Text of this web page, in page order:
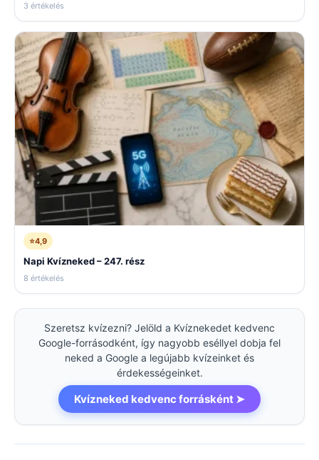
3 értékelés
⭐4,9
Napi Kvízneked – 247. rész
8 értékelés
Szeretsz kvízezni? Jelöld a Kvíznekedet kedvenc
Google-forrásodként, így nagyobb eséllyel dobja fel
neked a Google a legújabb kvízeinket és
érdekességeinket.
Kvízneked kedvenc forrásként ➤